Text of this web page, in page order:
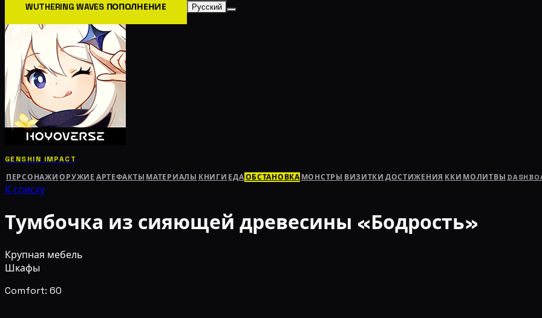
WUTHERING WAVES ПОПОЛНЕНИЕ Русский
GENSHIN IMPACT
ПЕРСОНАЖИ ОРУЖИЕ АРТЕФАКТЫ МАТЕРИАЛЫ КНИГИ ЕДАОБСТАНОВКА МОНСТРЫ ВИЗИТКИ ДОСТИЖЕНИЯ ККИ МОЛИТВЫ
К списку
Тумбочка из сияющей древесины «Бодрость»
Крупная мебель
Шкафы
Comfort: 60